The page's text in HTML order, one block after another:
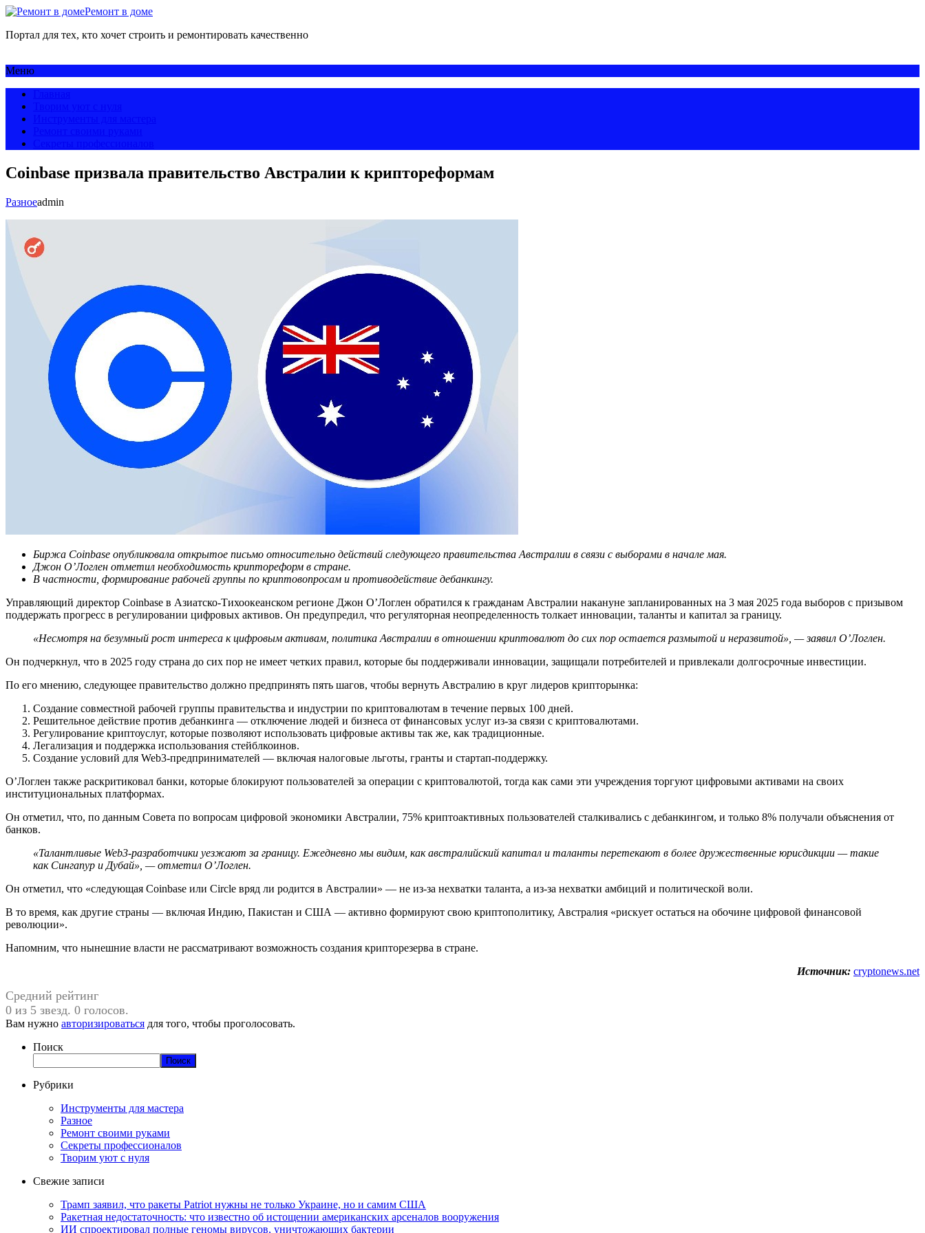
Ремонт в доме
Портал для тех, кто хочет строить и ремонтировать качественно
Меню
Coinbase призвала правительство Австралии к криптореформам
Разноеadmin
Биржа Coinbase опубликовала открытое письмо относительно действий следующего правительства Австралии в связи с выборами в начале мая.
Джон О’Логлен отметил необходимость криптореформ в стране.
В частности, формирование рабочей группы по криптовопросам и противодействие дебанкингу.
Управляющий директор Coinbase в Азиатско-Тихоокеанском регионе Джон О’Логлен обратился к гражданам Австралии накануне запланированных на 3 мая 2025 года выборов с призывом
поддержать прогресс в регулировании цифровых активов. Он предупредил, что регуляторная неопределенность толкает инновации, таланты и капитал за границу.
«Несмотря на безумный рост интереса к цифровым активам, политика Австралии в отношении криптовалют до сих пор остается размытой и неразвитой», —заявил О’Логлен.
Он подчеркнул, что в 2025 году страна до сих пор не имеет четких правил, которые бы поддерживали инновации, защищали потребителей и привлекали долгосрочные инвестиции.
По его мнению, следующее правительство должно предпринять пять шагов, чтобы вернуть Австралию в круг лидеров крипторынка:
Создание совместной рабочей группы правительства и индустрии по криптовалютам в течение первых 100 дней.
Решительное действие против дебанкинга — отключение людей и бизнеса от финансовых услуг из-за связи с криптовалютами.
Регулирование криптоуслуг, которые позволяют использовать цифровые активы так же, как традиционные.
Легализация и поддержка использования стейблкоинов.
Создание условий для Web3-предпринимателей — включая налоговые льготы, гранты и стартап-поддержку.
О’Логлен также раскритиковал банки, которые блокируют пользователей за операции с криптовалютой, тогда как сами эти учреждения торгуют цифровыми активами на своих
институциональных платформах.
Он отметил, что, по данным Совета по вопросам цифровой экономики Австралии, 75% криптоактивных пользователей сталкивались с дебанкингом, и только 8% получали объяснения от
банков.
«Талантливые Web3-разработчики уезжают за границу. Ежедневно мы видим, как австралийский капитал и таланты перетекают в более дружественные юрисдикции — такие
как Сингапур и Дубай», —отметил О’Логлен.
Он отметил, что «следующая Coinbase или Circle вряд ли родится в Австралии» — не из-за нехватки таланта, а из-за нехватки амбиций и политической воли.
В то время, как другие страны — включая Индию, Пакистан и США — активно формируют свою криптополитику, Австралия «рискует остаться на обочине цифровой финансовой
революции».
Напомним, что нынешние власти не рассматривают возможность создания крипторезерва в стране.
Источник: cryptonews.net
Средний рейтинг
0 из 5 звезд. 0 голосов.
Вам нужно авторизироваться для того, чтобы проголосовать.
Поиск
Поиск
Рубрики
Инструменты для мастера
Разное
Ремонт своими руками
Секреты профессионалов
Творим уют с нуля
Свежие записи
Трамп заявил, что ракеты Patriot нужны не только Украине, но и самим США
Ракетная недостаточность: что известно об истощении американских арсеналов вооружения
ИИ спроектировал полные геномы вирусов, уничтожающих бактерии